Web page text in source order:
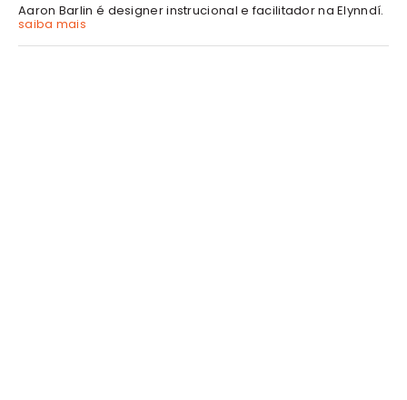
Aaron Barlin é designer instrucional e facilitador na Elynndí.
saiba mais